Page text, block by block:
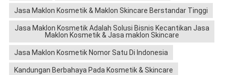
Jasa Maklon Kosmetik & Maklon Skincare Berstandar Tinggi
Jasa Maklon Kosmetik Adalah Solusi Bisnis Kecantikan Jasa
Maklon Kosmetik & Jasa maklon Skincare
Jasa Maklon Kosmetik Nomor Satu Di Indonesia
Kandungan Berbahaya Pada Kosmetik & Skincare